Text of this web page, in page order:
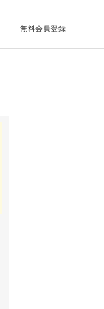
無料会員登録